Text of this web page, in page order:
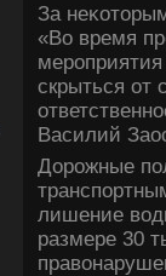
За
«Во время
скрыться от
Василий
Дорожные
лишение
размере 30